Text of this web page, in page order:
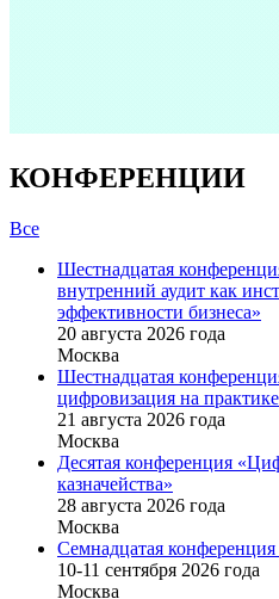
КОНФЕРЕНЦИИ
Все
Шестнадцатая
внутренний аудит как
эффективности бизнеса»
20 августа 2026 года
Москва
Шестнадцатая
цифровизация на
21 августа 2026 года
Москва
Десятая конференция
казначейства»
28 августа 2026 года
Москва
Семнадцатая
10-11 сентября 2026 года
Москва